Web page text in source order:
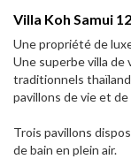
Villa Koh Samui
Une propriété de
Une superbe villa de
traditionnels
pavillons de vie et
Trois pavillons
de bain en plein air.